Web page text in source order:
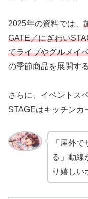
2025年の資料では、
GATE／にぎわい
でライブやグルメイ
の季節商品を展開す
さらに、イベントス
STAGEはキッチンカ
「屋外
る」動線
り嬉しい